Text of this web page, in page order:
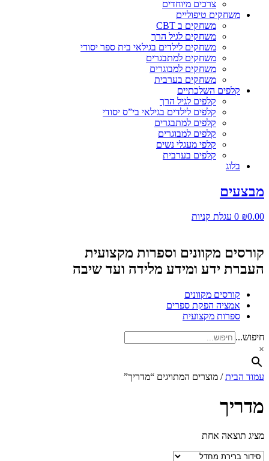
צרכים מיוחדים
משחקים טיפוליים
משחקים ב CBT
משחקים לגיל הרך
משחקים לילדים בגילאי בית ספר יסודי
משחקים למתבגרים
משחקים למבוגרים
משחקים בערבית
קלפים השלכתיים
קלפים לגיל הרך
קלפים לילדים בגילאי בי”ס יסודי
קלפים למתבגרים
קלפים למבוגרים
קלפי מעגלי נשים
קלפים בערבית
בלוג
מבצעים
₪0.00
0 עגלת קניות
קורסים מקוונים וספרות מקצועית
העברת ידע ומידע מלידה ועד שיבה
קורסים מקוונים
אמציה הפקת ספרים
ספרות מקצועית
חיפוש...
×
עמוד הבית/ מוצרים המתויגים “מדריך”
מדריך
מציג תוצאה אחת